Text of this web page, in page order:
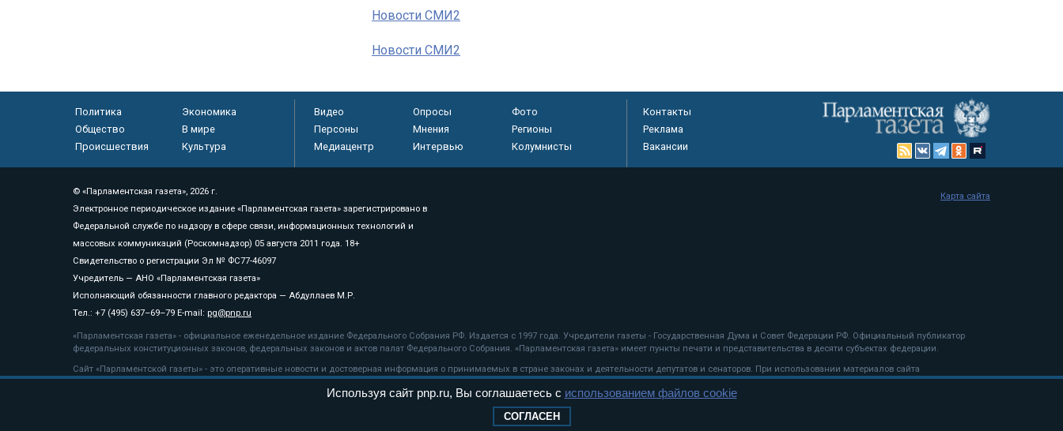
Новости СМИ2
Новости СМИ2
Политика
Экономика
Общество
В мире
Происшествия
Культура
Видео Опросы
Фото
Персоны
Мнения
Регионы
Медиацентр
Интервью Колумнисты
Контакты
Реклама
Вакансии
© «Парламентская газета», 2026 г.
Электронное периодическое издание «Парламентская газета» зарегистрировано в
Федеральной службе по надзору в сфере связи, информационных технологий и
массовых коммуникаций (Роскомнадзор) 05 августа 2011 года. 18+
Свидетельство о регистрации Эл № ФС77-46097
Учредитель — АНО «Парламентская газета»
Исполняющий обязанности главного редактора — Абдуллаев М.Р.
Тел.: +7 (495) 637–69–79 E-mail: pg@pnp.ru
«Парламентская газета» - официальное еженедельное издание Федерального Собрания РФ. Издается с 1997 года. Учредители газеты - Государственная Дума и Совет Федерации РФ. Официальный публикатор
федеральных конституционных законов, федеральных законов и актов палат Федерального Собрания. «Парламентская газета» имеет пункты печати и представительства в десяти субъектах федерации.
Сайт «Парламентской газеты» - это оперативные новости и достоверная информация о принимаемых в стране законах и деятельности депутатов и сенаторов. При использовании материалов сайта
«Парламентской газеты» активная ссылка на pnp.ru обязательна.
рекомендательные технологии
Карта сайта
Используя сайт pnp.ru, Вы соглашаетесь с использованием файлов cookie
СОГЛАСЕН